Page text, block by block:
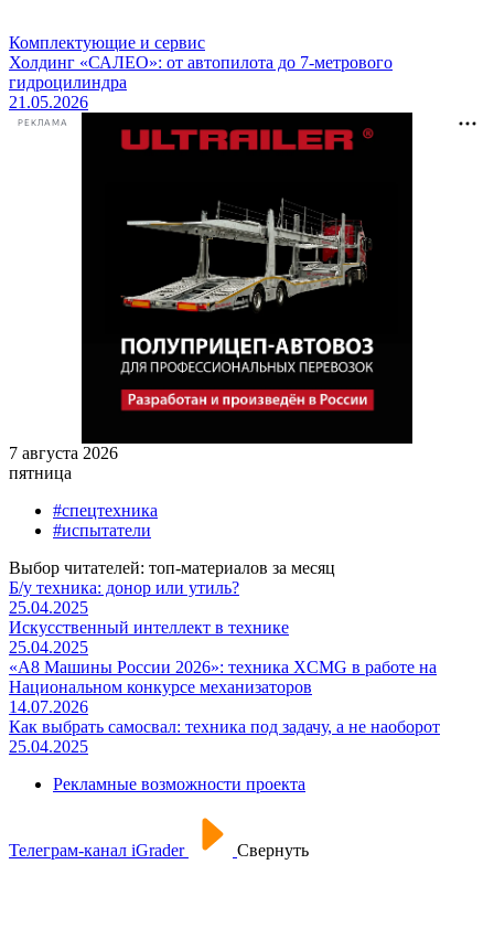
Комплектующие и сервис
Холдинг «САЛЕО»: от автопилота до 7-метрового
гидроцилиндра
21.05.2026
РЕКЛАМА
7 августа 2026
пятница
#спецтехника
#испытатели
Выбор читателей: топ-материалов за месяц
Б/у техника: донор или утиль?
25.04.2025
Искусственный интеллект в технике
25.04.2025
«А8 Машины России 2026»: техника XCMG в работе на
Национальном конкурсе механизаторов
14.07.2026
Как выбрать самосвал: техника под задачу, а не наоборот
25.04.2025
Рекламные возможности проекта
Телеграм-канал iGrader Свернуть